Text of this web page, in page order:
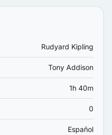
Rudyard Kipling
Tony Addison
1h 40m
0
Español